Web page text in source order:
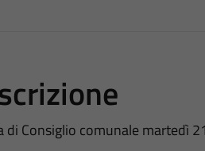
di Consiglio comunale martedì